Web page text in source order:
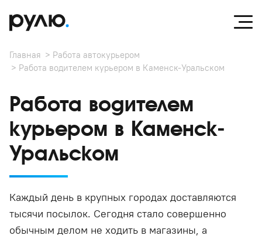
Главная
Работа автокурьером
Работа водителем курьером в Каменск-Уральском
Работа водителем
курьером в Каменск-
Уральском
Каждый день в крупных городах доставляются
тысячи посылок. Сегодня стало совершенно
обычным делом не ходить в магазины, а